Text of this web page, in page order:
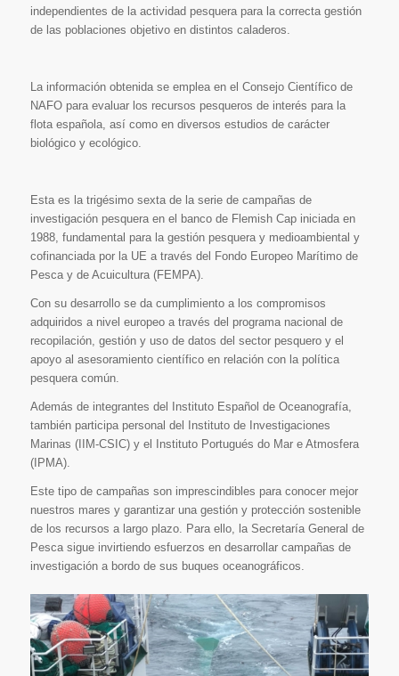
independientes de la actividad pesquera para la correcta gestión
de las poblaciones objetivo en distintos caladeros.
La información obtenida se emplea en el Consejo Científico de
NAFO para evaluar los recursos pesqueros de interés para la
flota española, así como en diversos estudios de carácter
biológico y ecológico.
Esta es la trigésimo sexta de la serie de campañas de
investigación pesquera en el banco de Flemish Cap iniciada en
1988, fundamental para la gestión pesquera y medioambiental y
cofinanciada por la UE a través del Fondo Europeo Marítimo de
Pesca y de Acuicultura (FEMPA).
Con su desarrollo se da cumplimiento a los compromisos
adquiridos a nivel europeo a través del programa nacional de
recopilación, gestión y uso de datos del sector pesquero y el
apoyo al asesoramiento científico en relación con la política
pesquera común.
Además de integrantes del Instituto Español de Oceanografía,
también participa personal del Instituto de Investigaciones
Marinas (IIM-CSIC) y el Instituto Portugués do Mar e Atmosfera
(IPMA).
Este tipo de campañas son imprescindibles para conocer mejor
nuestros mares y garantizar una gestión y protección sostenible
de los recursos a largo plazo. Para ello, la Secretaría General de
Pesca sigue invirtiendo esfuerzos en desarrollar campañas de
investigación a bordo de sus buques oceanográficos.